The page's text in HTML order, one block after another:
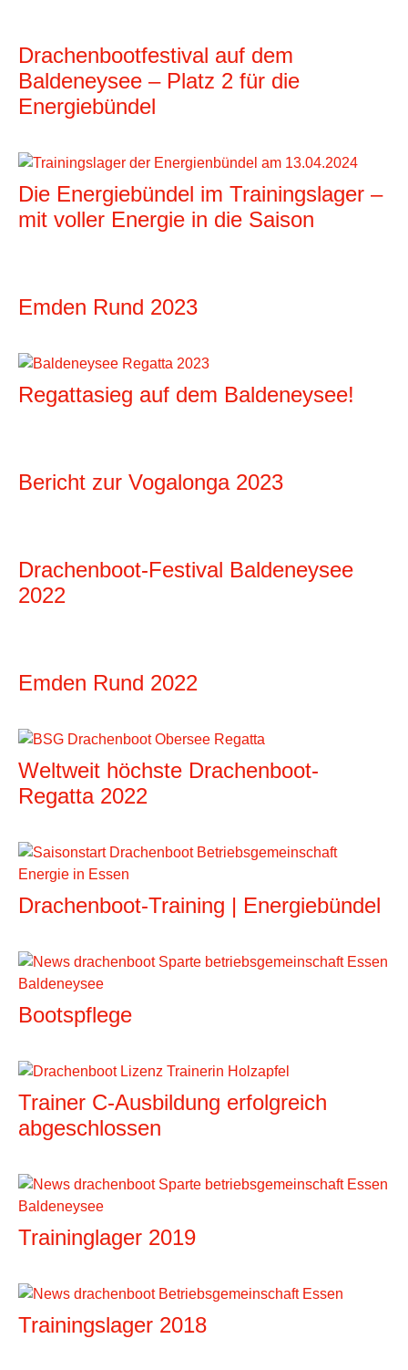
Drachenbootfestival auf dem
Baldeneysee – Platz 2 für die
Energiebündel
Die Energiebündel im Trainingslager –
mit voller Energie in die Saison
Emden Rund 2023
Regattasieg auf dem Baldeneysee!
Bericht zur Vogalonga 2023
Drachenboot-Festival Baldeneysee
2022
Emden Rund 2022
Weltweit höchste Drachenboot-
Regatta 2022
Drachenboot-Training | Energiebündel
Bootspflege
Trainer C-Ausbildung erfolgreich
abgeschlossen
Traininglager 2019
Trainingslager 2018